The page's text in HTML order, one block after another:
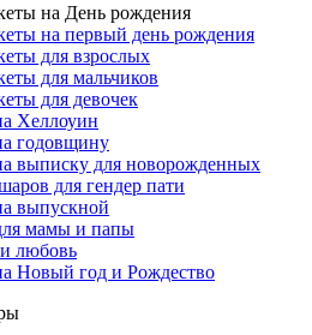
на День рождения
на первый день рождения
для взрослых
для мальчиков
для девочек
Хеллоуин
годовщину
выписку для новорожденных
для гендер пати
выпускной
мамы и папы
любовь
Новый год и Рождество